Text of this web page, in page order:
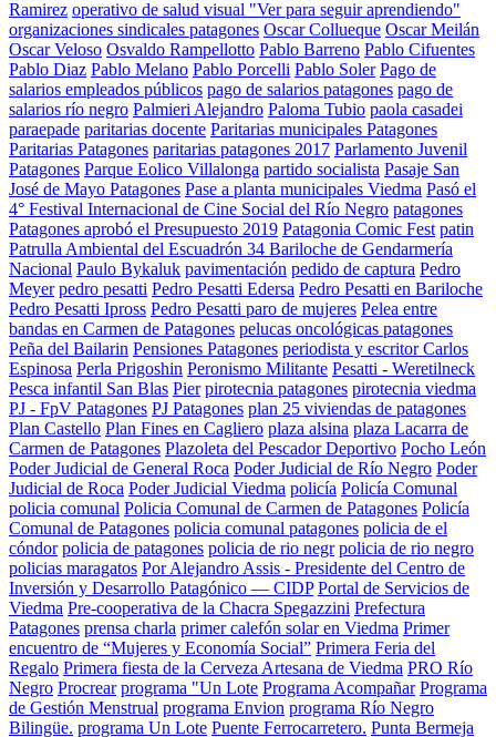
Ramirez operativo de salud visual "Ver para seguir aprendiendo"
organizaciones sindicales patagones Oscar Collueque Oscar Meilán
Oscar Veloso Osvaldo Rampellotto Pablo Barreno Pablo Cifuentes
Pablo Diaz Pablo Melano Pablo Porcelli Pablo Soler Pago de
salarios empleados públicos pago de salarios patagones pago de
salarios río negro Palmieri Alejandro Paloma Tubio paola casadei
paraepade paritarias docente Paritarias municipales Patagones
Paritarias Patagones paritarias patagones 2017 Parlamento Juvenil
Patagones Parque Eolico Villalonga partido socialista Pasaje San
José de Mayo Patagones Pase a planta municipales Viedma Pasó el
4° Festival Internacional de Cine Social del Río Negro patagones
Patagones aprobó el Presupuesto 2019 Patagonia Comic Fest patin
Patrulla Ambiental del Escuadrón 34 Bariloche de Gendarmería
Nacional Paulo Bykaluk pavimentación pedido de captura Pedro
Meyer pedro pesatti Pedro Pesatti Edersa Pedro Pesatti en Bariloche
Pedro Pesatti Ipross Pedro Pesatti paro de mujeres Pelea entre
bandas en Carmen de Patagones pelucas oncológicas patagones
Peña del Bailarin Pensiones Patagones periodista y escritor Carlos
Espinosa Perla Prigoshin Peronismo Militante Pesatti - Weretilneck
Pesca infantil San Blas Pier pirotecnia patagones pirotecnia viedma
PJ - FpV Patagones PJ Patagones plan 25 viviendas de patagones
Plan Castello Plan Fines en Cagliero plaza alsina plaza Lacarra de
Carmen de Patagones Plazoleta del Pescador Deportivo Pocho León
Poder Judicial de General Roca Poder Judicial de Río Negro Poder
Judicial de Roca Poder Judicial Viedma policía Policía Comunal
policia comunal Policia Comunal de Carmen de Patagones Policía
Comunal de Patagones policia comunal patagones policia de el
cóndor policia de patagones policia de rio negr policia de rio negro
policias maragatos Por Alejandro Assis - Presidente del Centro de
Inversión y Desarrollo Patagónico — CIDP Portal de Servicios de
Viedma Pre-cooperativa de la Chacra Spegazzini Prefectura
Patagones prensa charla primer calefón solar en Viedma Primer
encuentro de “Mujeres y Economía Social” Primera Feria del
Regalo Primera fiesta de la Cerveza Artesana de Viedma PRO Río
Negro Procrear programa "Un Lote Programa Acompañar Programa
de Gestión Menstrual programa Envion programa Río Negro
Bilingüe. programa Un Lote Puente Ferrocarretero. Punta Bermeja